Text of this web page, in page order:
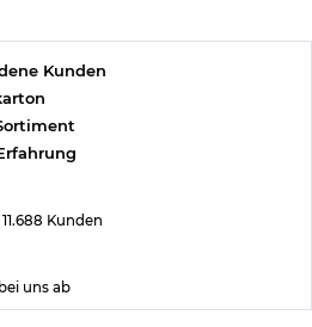
Kunden
Kunden
uns ab